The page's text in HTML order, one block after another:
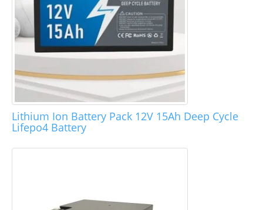
Lithium Ion Battery Pack 12V 15Ah Deep Cycle
Lifepo4 Battery